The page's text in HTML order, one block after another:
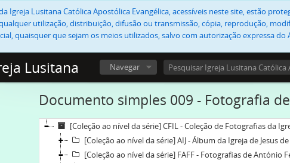
Igreja Lusitana Católica Apostólica Evangélica, acessíveis neste site, estão
utilização, distribuição, difusão ou transmissão, cópia, reprodução,
quaisquer que sejam os meios utilizados, salvo com autorização expressa
Lusitana Navegar
Documento simples 009 - Fotografia
[Coleção ao nível da série] CFIL - Coleção de Fotografias da
[Coleção ao nível da série] AIJ - Álbum da Igreja de Jesus
[Coleção ao nível da série] FAFF - Fotografias de António